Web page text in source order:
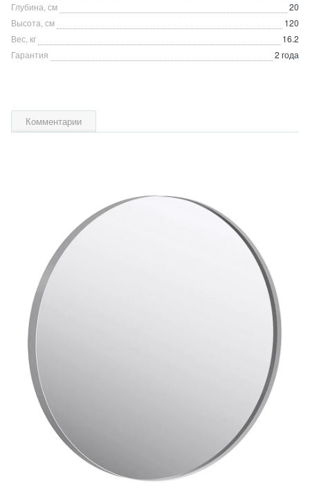
Глубина, см
20
Высота, см
120
Вес, кг
16.2
Гарантия
2 года
Комментарии